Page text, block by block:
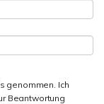
genommen. Ich
Beantwortung